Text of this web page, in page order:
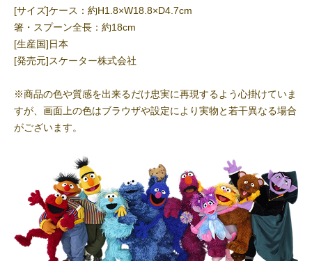
[サイズ]ケース：約H1.8×W18.8×D4.7cm
箸・スプーン全長：約18cm
[生産国]日本
[発売元]スケーター株式会社
※商品の色や質感を出来るだけ忠実に再現するよう心掛けていま
すが、画面上の色はブラウザや設定により実物と若干異なる場合
がございます。